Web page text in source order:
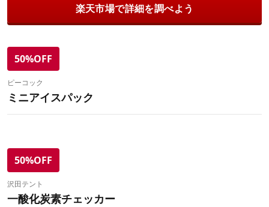
楽天市場で詳細を調べよう
50%OFF
ピーコック
ミニアイスパック
50%OFF
沢田テント
一酸化炭素チェッカー